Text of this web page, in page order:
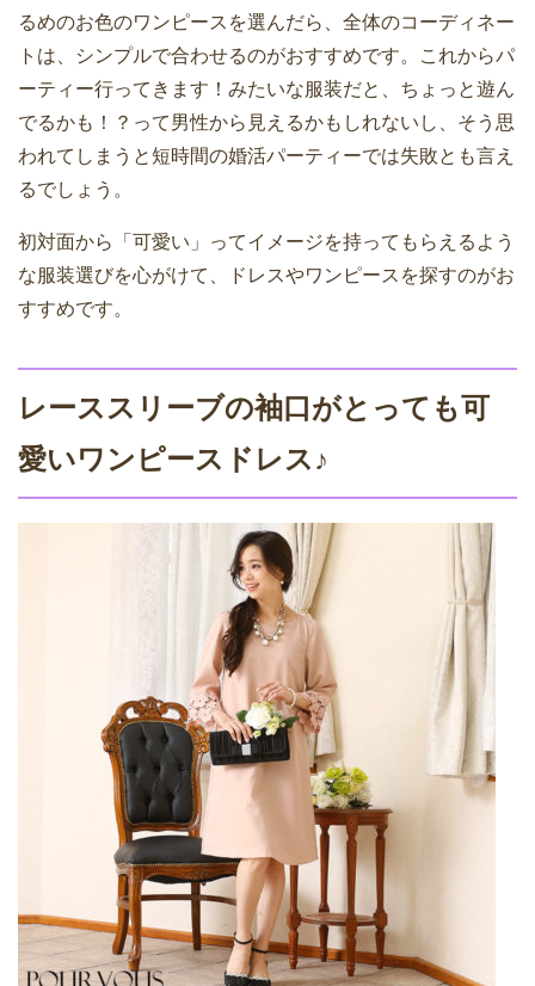
るめのお色のワンピースを選んだら、全体のコーディネー
トは、シンプルで合わせるのがおすすめです。これからパ
ーティー行ってきます！みたいな服装だと、ちょっと遊ん
でるかも！？って男性から見えるかもしれないし、そう思
われてしまうと短時間の婚活パーティーでは失敗とも言え
るでしょう。
初対面から「可愛い」ってイメージを持ってもらえるよう
な服装選びを心がけて、ドレスやワンピースを探すのがお
すすめです。
レーススリーブの袖口がとっても可
愛いワンピースドレス♪